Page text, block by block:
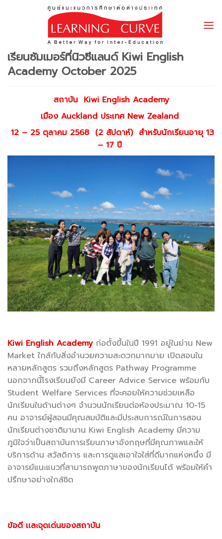
เรียนซัมเมอร์ที่นิวซีแลนด์ Kiwi English
Academy October 2025
สถาบัน Kiwi English Academy
เมือง Auckland ประเทศ New Zealand
12 – 25 ตุลาคม 2568 (2 สัปดาห์) สำหรับนักเรียนอายุ 13
– 17 ปี
Kiwi English Academyก่อตั้งขึ้นในปี 1991 อยู่ในย่าน New
Market ใกล้กับสิ่งอำนวยความสะดวกมากมาย เปิดสอนใน
หลายหลักสูตร รวมถึงหลักสูตร Pathway Programme
นอกจากนี้โรงเรียนยังมี Career Advice Service พร้อมกับ
Student Welfare Services ที่จะคอยให้ความช่วยเหลือ
นักเรียนในด้านต่างๆ จำนวนนักเรียนต่อห้องประมาณ 10-15
คน อาจารย์ผู้สอนมีคุณสมบัติและมีประสบการณ์ในการสอน
นักเรียนต่างชาติมานาน Kiwi English Academy มีความ
ภูมิใจว่าเป็นสถาบันการเรียนภาษาอังกฤษที่มีคุณภาพและให้
บริการด้าน สวัสดิการ และการดูแลเอาใจใส่ที่ดีมากแห่งหนึ่ง มี
อาจารย์แนะแนวที่สามารถพูดภาษาของนักเรียนได้ พร้อมให้คำ
ปรึกษาอย่างใกล้ชิด
ข้อดี เเละจุดเด่นของสถาบัน